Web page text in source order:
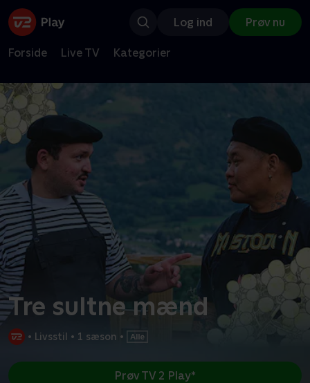
Log ind Prøv nu
Forside Live TV Kategorier
Tre sultne mænd
• Livsstil • 1 sæson •
Prøv TV 2 Play*